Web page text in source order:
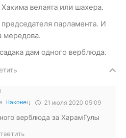
велаята или шахера.
парламента. И
мередова.
дам одного верблюда.
Наконец 21 июля 2020 05:09
верблюда за ХарамГулы